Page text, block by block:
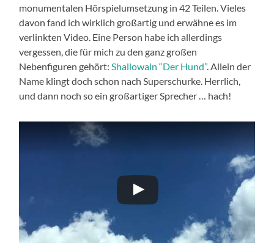
monumentalen Hörspielumsetzung in 42 Teilen. Vieles
davon fand ich wirklich großartig und erwähne es im
verlinkten Video. Eine Person habe ich allerdings
vergessen, die für mich zu den ganz großen
Nebenfiguren gehört:Shallowain “Der Hund”. Allein der
Name klingt doch schon nach Superschurke. Herrlich,
und dann noch so ein großartiger Sprecher … hach!